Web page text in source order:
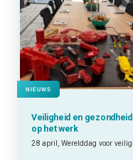
NIEUWS
Veiligheid en gezondheid
op het werk